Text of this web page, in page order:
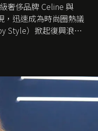
奢侈品牌 Celine 與
，迅速成為時尚圈熱議
Style）掀起復興浪
線。